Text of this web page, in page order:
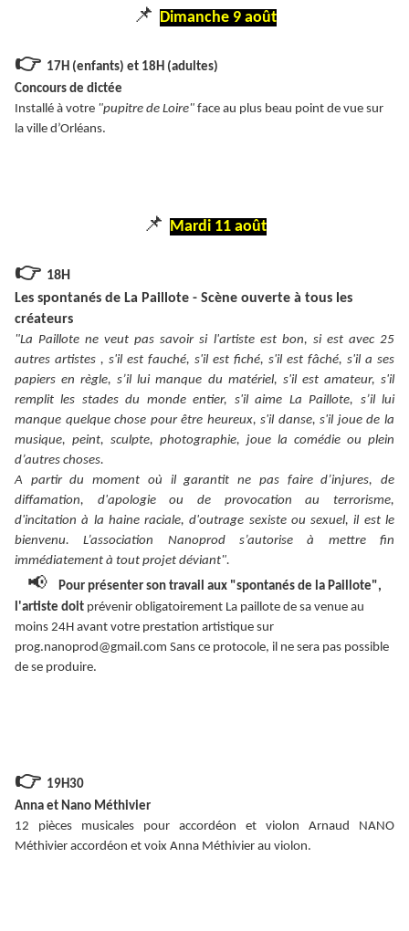
📌 Dimanche 9 août
👉 17H (enfants) et 18H (adultes)
Concours de dictée
Installé à votre "pupitre de Loire" face au plus beau point de vue sur
la ville d’Orléans.
📌 Mardi 11 août
👉 18H
Les spontanés de La Paillote - Scène ouverte à tous les
créateurs
"La Paillote ne veut pas savoir si l'artiste est bon, si est avec 25
autres artistes , s'il est fauché, s'il est fiché, s'il est fâché, s'il a ses
papiers en règle, s’il lui manque du matériel, s'il est amateur, s'il
remplit les stades du monde entier, s'il aime La Paillote, s’il lui
manque quelque chose pour être heureux, s'il danse, s'il joue de la
musique, peint, sculpte, photographie, joue la comédie ou plein
d’autres choses.
A partir du moment où il garantit ne pas faire d’injures, de
diffamation, d'apologie ou de provocation au terrorisme,
d'incitation à la haine raciale, d'outrage sexiste ou sexuel, il est le
bienvenu. L’association Nanoprod s’autorise à mettre fin
immédiatement à tout projet déviant".
📢
Pour présenter son travail aux "spontanés de la Paillote",
l'artiste doit prévenir obligatoirement La paillote de sa venue au
moins 24H avant votre prestation artistique sur
prog.nanoprod@gmail.com Sans ce protocole, il ne sera pas possible
de se produire.
👉 19H30
Anna et Nano Méthivier
12 pièces musicales pour accordéon et violon Arnaud NANO
Méthivier accordéon et voix Anna Méthivier au violon.